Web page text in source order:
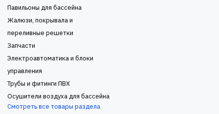
Павильоны для бассейна
Жалюзи, покрывала и
переливные решетки
Запчасти
Электроавтоматика и блоки
управления
Трубы и фитинги ПВХ
Осушители воздуха для бассейна
Смотреть все товары раздела